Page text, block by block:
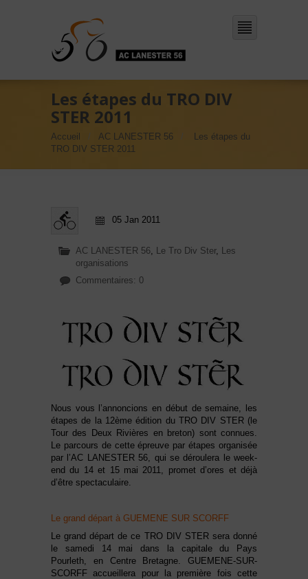
Les étapes du TRO DIV
STER 2011
Accueil AC LANESTER 56
Les étapes du
TRO DIV STER 2011
05 Jan 2011
AC LANESTER 56, Le Tro Div Ster, Les
organisations
Commentaires: 0
Nous vous l’annoncions en début de semaine, les
étapes de la 12ème édition du TRO DIV STER (le
Tour des Deux Rivières en breton) sont connues.
Le parcours de cette épreuve par étapes organisée
par l’AC LANESTER 56, qui se déroulera le week-
end du 14 et 15 mai 2011, promet d’ores et déjà
d’être spectaculaire.
Le grand départ à GUEMENE SUR SCORFF
Le grand départ de ce TRO DIV STER sera donné
le samedi 14 mai dans la capitale du Pays
Pourleth, en Centre Bretagne. GUEMENE-SUR-
SCORFF accueillera pour la première fois cette